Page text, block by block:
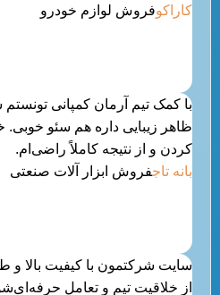
کاراکوفروش لوازم خودرو
با کمک تیم آرمان کمپانی
ظاهر زیبایی داره هم سئو خوبی.
کردن و از نتیجه کاملاً راضی‌ام.
بانه تاجفروش ابزار آلات صنعتی
سایت شرکتمون با کیفیت بالا و
از خلاقیت تیم و تعامل